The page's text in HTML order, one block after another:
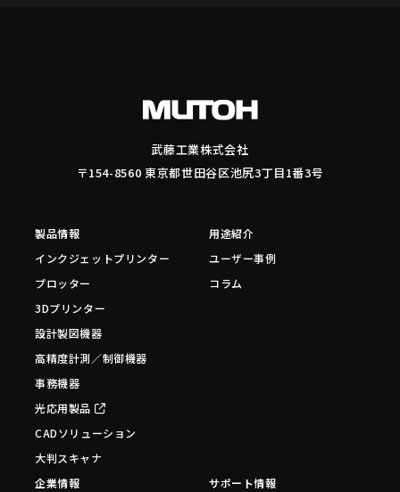
武藤工業株式会社
〒154-8560 東京都世田谷区池尻3丁目1番3号
製品情報
インクジェットプリンター
プロッター
3Dプリンター
設計製図機器
高精度計測／制御機器
事務機器
光応用製品
CADソリューション
大判スキャナ
用途紹介
ユーザー事例
コラム
企業情報
サポート情報